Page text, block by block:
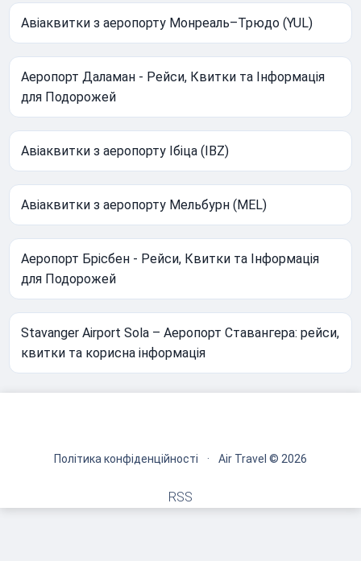
Авіаквитки з аеропорту Монреаль–Трюдо (YUL)
Аеропорт Даламан - Рейси, Квитки та Інформація
для Подорожей
Авіаквитки з аеропорту Ібіца (IBZ)
Авіаквитки з аеропорту Мельбурн (MEL)
Аеропорт Брісбен - Рейси, Квитки та Інформація
для Подорожей
Stavanger Airport Sola – Аеропорт Ставангера: рейси,
квитки та корисна інформація
Політика конфіденційності · Air Travel © 2026
RSS